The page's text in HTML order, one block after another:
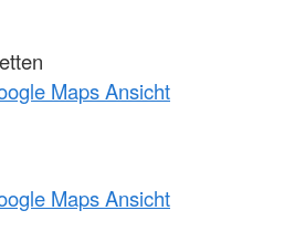
Maps Ansicht
Maps Ansicht